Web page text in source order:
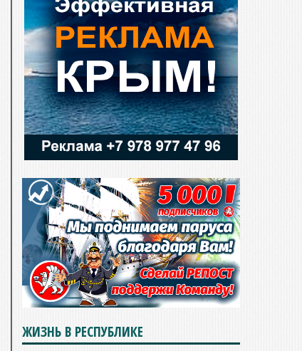
ЖИЗНЬ В РЕСПУБЛИКЕ